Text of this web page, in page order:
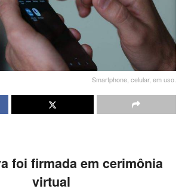
Smartphone, celular, em uso.
foi firmada em cerimônia
virtual